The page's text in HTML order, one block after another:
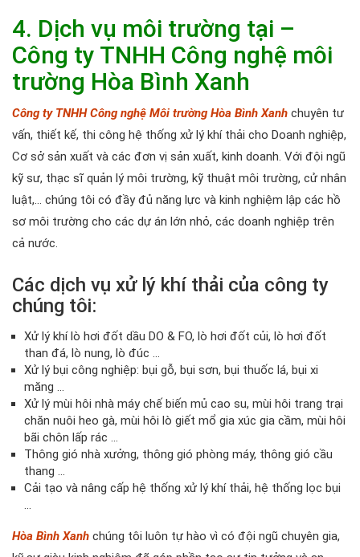
4. Dịch vụ môi trường tại –
Công ty TNHH Công nghệ môi
trường Hòa Bình Xanh
Công ty TNHH Công nghệ Môi trường Hòa Bình Xanh chuyên tư
vấn, thiết kế, thi công hệ thống xử lý khí thải cho Doanh nghiệp,
Cơ sở sản xuất và các đơn vị sản xuất, kinh doanh. Với đội ngũ
kỹ sư, thạc sĩ quản lý môi trường, kỹ thuật môi trường, cử nhân
luật,… chúng tôi có đầy đủ năng lực và kinh nghiệm lập các hồ
sơ môi trường cho các dự án lớn nhỏ, các doanh nghiệp trên
cả nước.
Các dịch vụ xử lý khí thải của công ty
chúng tôi:
Xử lý khí lò hơi đốt dầu DO & FO, lò hơi đốt củi, lò hơi đốt
than đá, lò nung, lò đúc …
Xử lý bụi công nghiệp: bụi gỗ, bụi sơn, bụi thuốc lá, bụi xi
măng …
Xử lý mùi hôi nhà máy chế biến mủ cao su, mùi hôi trang trại
chăn nuôi heo gà, mùi hôi lò giết mổ gia xúc gia cầm, mùi hôi
bãi chôn lấp rác …
Thông gió nhà xưởng, thông gió phòng máy, thông gió cầu
thang …
Cải tạo và nâng cấp hệ thống xử lý khí thải, hệ thống lọc bụi
Hòa Bình Xanh chúng tôi luôn tự hào vì có đội ngũ chuyên gia,